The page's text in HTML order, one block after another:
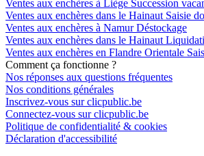
Ventes aux enchères à Liège Succession
Ventes aux enchères dans le Hainaut Saisie
Ventes aux enchères à Namur Déstockage
Ventes aux enchères dans le Hainaut
Ventes aux enchères en Flandre Orientale
Comment ça fonctionne ?
Nos réponses aux questions fréquentes
Nos conditions générales
Inscrivez-vous sur clicpublic.be
Connectez-vous sur clicpublic.be
Politique de confidentialité & cookies
Déclaration d'accessibilité